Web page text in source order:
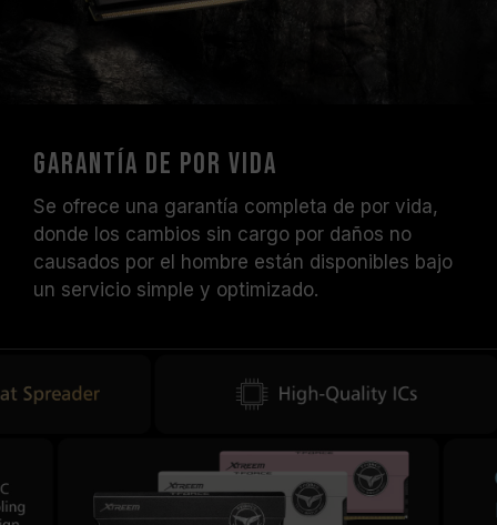
Garantía de por vida
Se ofrece una garantía completa de por vida,
donde los cambios sin cargo por daños no
causados por el hombre están disponibles bajo
un servicio simple y optimizado.